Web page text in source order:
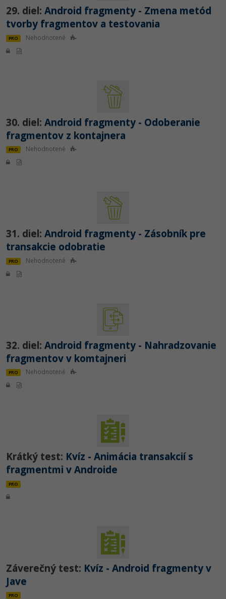
29. diel: Android fragmenty - Zmena metód
tvorby fragmentov a testovania
PRO Nehodnotené
30. diel: Android fragmenty - Odoberanie
fragmentov z kontajnera
PRO Nehodnotené
31. diel: Android fragmenty - Zásobník pre
transakcie odobratie
PRO Nehodnotené
32. diel: Android fragmenty - Nahradzovanie
fragmentov v komtajneri
PRO Nehodnotené
Krátký test: Kvíz - Animácia transakcií s
fragmentmi v Androide
PRO
Záverečný test: Kvíz - Android fragmenty v
Jave
PRO